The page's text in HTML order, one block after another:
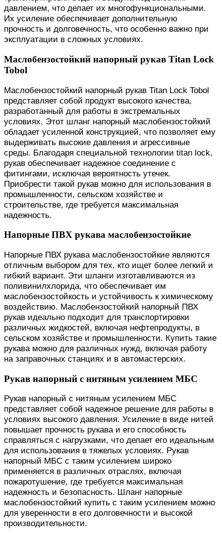
давлением, что делает их многофункциональными.
Их усиление обеспечивает дополнительную
прочность и долговечность, что особенно важно при
эксплуатации в сложных условиях.
Маслобензостойкий напорный рукав Titan Lock
Tobol
Маслобензостойкий напорный рукав Titan Lock Tobol
представляет собой продукт высокого качества,
разработанный для работы в экстремальных
условиях. Этот шланг напорный маслобензостойкий
обладает усиленной конструкцией, что позволяет ему
выдерживать высокие давления и агрессивные
среды. Благодаря специальной технологии titan lock,
рукав обеспечивает надежное соединение с
фитингами, исключая вероятность утечек.
Приобрести такой рукав можно для использования в
промышленности, сельском хозяйстве и
строительстве, где требуется максимальная
надежность.
Напорные ПВХ рукава маслобензостойкие
Напорные ПВХ рукава маслобензостойкие являются
отличным выбором для тех, кто ищет более легкий и
гибкий вариант. Эти шланги изготавливаются из
поливинилхлорида, что обеспечивает им
маслобензостойкость и устойчивость к химическому
воздействию. Маслобензостойкий напорный ПВХ
рукав идеально подходит для транспортировки
различных жидкостей, включая нефтепродукты, в
сельском хозяйстве и промышленности. Купить такие
рукава можно для различных нужд, включая работу
на заправочных станциях и в автомастерских.
Рукав напорный с нитяным усилением МБС
Рукав напорный с нитяным усилением МБС
представляет собой надежное решение для работы в
условиях высокого давления. Усиление в виде нитей
повышает прочность рукава и его способность
справляться с нагрузками, что делает его идеальным
для использования в тяжелых условиях. Рукав
напорный МБС с таким усилением широко
применяется в различных отраслях, включая
пожаротушение, где требуется максимальная
надежность и безопасность. Шланг напорные
маслобензостойкий купить с таким усилением можно
для уверенности в его долговечности и высокой
производительности.